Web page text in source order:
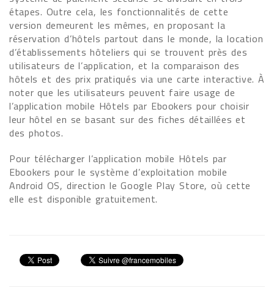
étapes. Outre cela, les fonctionnalités de cette
version demeurent les mêmes, en proposant la
réservation d’hôtels partout dans le monde, la location
d’établissements hôteliers qui se trouvent près des
utilisateurs de l’application, et la comparaison des
hôtels et des prix pratiqués via une carte interactive. À
noter que les utilisateurs peuvent faire usage de
l’application mobile Hôtels par Ebookers pour choisir
leur hôtel en se basant sur des fiches détaillées et
des photos.
Pour télécharger l’application mobile Hôtels par
Ebookers pour le système d’exploitation mobile
Android OS, direction le Google Play Store, où cette
elle est disponible gratuitement.